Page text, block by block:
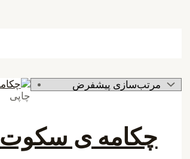
چاپی
چکامه ی سکوت